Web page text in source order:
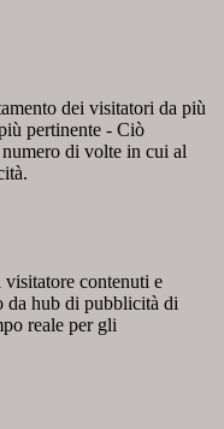
dei visitatori da più
pertinente - Ciò
di volte in cui al
contenuti e
da hub di pubblicità di
reale per gli